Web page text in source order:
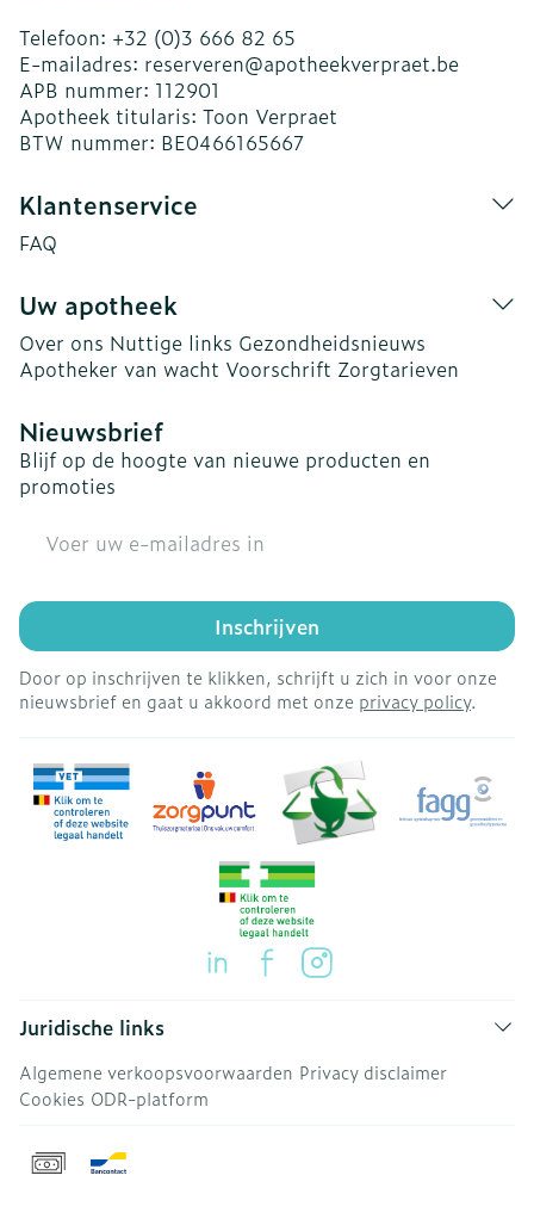
Telefoon: +32 (0)3 666 82 65
E-mailadres: reserveren@apotheekverpraet.be
APB nummer: 112901
Apotheek titularis: Toon Verpraet
BTW nummer: BE0466165667
Klantenservice
FAQ
Uw apotheek
Over ons Nuttige links Gezondheidsnieuws
Apotheker van wacht Voorschrift Zorgtarieven
Nieuwsbrief
Blijf op de hoogte van nieuwe producten en
promoties
Inschrijven
Door op inschrijven te klikken, schrijft u zich in voor onze
nieuwsbrief en gaat u akkoord met onze privacy policy.
Juridische links
Algemene verkoopsvoorwaarden Privacy disclaimer
Cookies ODR-platform